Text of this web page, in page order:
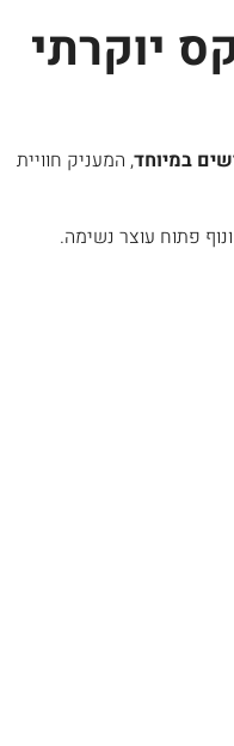
יוקרתי
במיוחד, המעניק חוויית
פתוח עוצר נשימה.